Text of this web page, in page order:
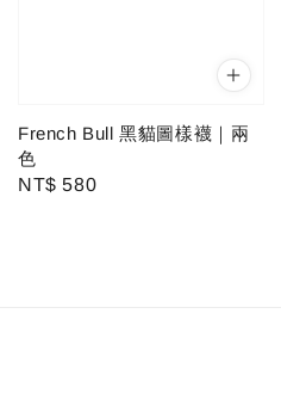
French Bull 黑貓圖樣襪｜兩
色
Regular
NT$ 580